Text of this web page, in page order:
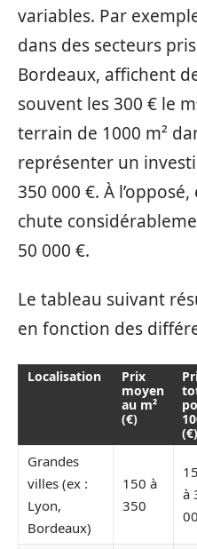
variables. Par
dans des secteurs
Bordeaux, affichent
souvent les 300 € le
terrain de 1000 m²
représenter un
350 000 €. À
chute
50 000 €.
Le tableau suivant
en fonction des
Localisation
Prix
moyen
au m²
(€)
(€)
Grandes
villes (ex :
Lyon,
Bordeaux)
150 à
350
à